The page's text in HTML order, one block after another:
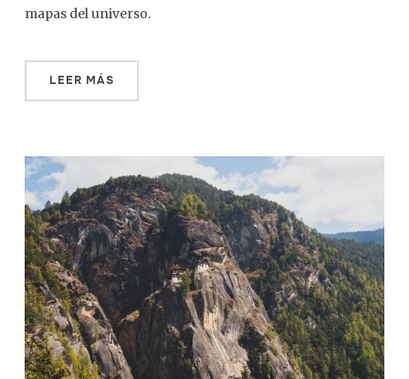
mapas del universo.
LEER MÁS